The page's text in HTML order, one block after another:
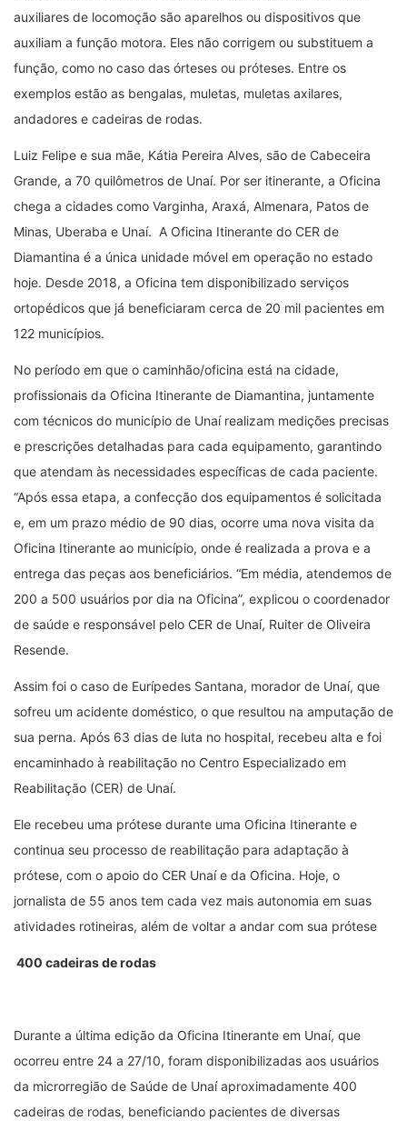
auxiliares de locomoção são aparelhos ou dispositivos que
auxiliam a função motora. Eles não corrigem ou substituem a
função, como no caso das órteses ou próteses. Entre os
exemplos estão as bengalas, muletas, muletas axilares,
andadores e cadeiras de rodas.
Luiz Felipe e sua mãe, Kátia Pereira Alves, são de Cabeceira
Grande, a 70 quilômetros de Unaí. Por ser itinerante, a Oficina
chega a cidades como Varginha, Araxá, Almenara, Patos de
Minas, Uberaba e Unaí. A Oficina Itinerante do CER de
Diamantina é a única unidade móvel em operação no estado
hoje. Desde 2018, a Oficina tem disponibilizado serviços
ortopédicos que já beneficiaram cerca de 20 mil pacientes em
122 municípios.
No período em que o caminhão/oficina está na cidade,
profissionais da Oficina Itinerante de Diamantina, juntamente
com técnicos do município de Unaí realizam medições precisas
e prescrições detalhadas para cada equipamento, garantindo
que atendam às necessidades específicas de cada paciente.
“Após essa etapa, a confecção dos equipamentos é solicitada
e, em um prazo médio de 90 dias, ocorre uma nova visita da
Oficina Itinerante ao município, onde é realizada a prova e a
entrega das peças aos beneficiários. “Em média, atendemos de
200 a 500 usuários por dia na Oficina”, explicou o coordenador
de saúde e responsável pelo CER de Unaí, Ruiter de Oliveira
Resende.
Assim foi o caso de Eurípedes Santana, morador de Unaí, que
sofreu um acidente doméstico, o que resultou na amputação de
sua perna. Após 63 dias de luta no hospital, recebeu alta e foi
encaminhado à reabilitação no Centro Especializado em
Reabilitação (CER) de Unaí.
Ele recebeu uma prótese durante uma Oficina Itinerante e
continua seu processo de reabilitação para adaptação à
prótese, com o apoio do CER Unaí e da Oficina. Hoje, o
jornalista de 55 anos tem cada vez mais autonomia em suas
atividades rotineiras, além de voltar a andar com sua prótese
400 cadeiras de rodas
Durante a última edição da Oficina Itinerante em Unaí, que
ocorreu entre 24 a 27/10, foram disponibilizadas aos usuários
da microrregião de Saúde de Unaí aproximadamente 400
cadeiras de rodas, beneficiando pacientes de diversas